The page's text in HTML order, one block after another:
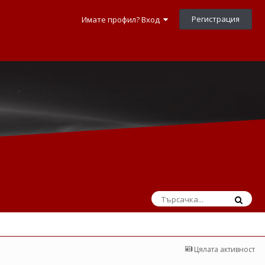
Имате профил? Вход Регистрация
Цялата активност